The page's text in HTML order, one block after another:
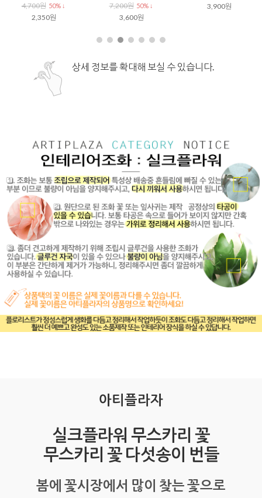
4,700원 50% ↓
2,350원
7,200원 50% ↓
3,600원
3,900원
상세 정보를 확대해 보실 수 있습니다.
아티플라자
실크플라워 무스카리 꽃
무스카리 꽃 다섯송이 번들
봄에 꽃시장에서 많이 찾는 꽃으로